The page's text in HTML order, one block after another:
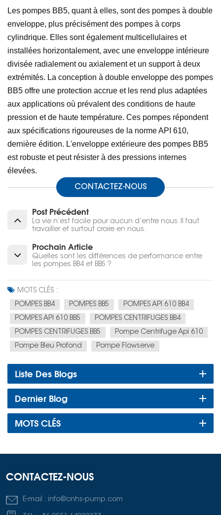
Les pompes BB5, quant à elles, sont des pompes à double
enveloppe, plus précisément des pompes à corps
cylindrique. Elles sont également multicellulaires et
installées horizontalement, avec une enveloppe intérieure
divisée radialement ou axialement et un support à deux
extrémités. La conception à double enveloppe des pompes
BB5 offre une protection accrue et les rend plus adaptées
aux applications où prévalent des conditions de haute
pression et de haute température. Ces pompes répondent
aux spécifications rigoureuses de la norme API 610,
dernière édition. L'enveloppe extérieure des pompes BB5
est robuste et peut résister à des pressions internes
élevées.
CONTACTEZ-NOUS
Post Précédent
La vie n’est facile pour aucun d’entre nous. Il faut
travailler et surtout croire en nous.
Prochain Article
Quelles sont les différences de performance entre
les pompes BB4 et BB5 ?
MOTS CLÉS :
POMPES BB4
POMPES BB5
POMPES API 610 BB4
POMPES API 610 BB5
POMPES CENTRIFUGES BB4
POMPES CENTRIFUGES BB5
Pompe Centrifuge Api 610
Pompe Bleu Profond
Pompe Flowserve
Liste Des Blogs
Dernier Blog
MOTS CLÉS
CONTACTEZ-NOUS
E-mail : info@cnhs-pump.com